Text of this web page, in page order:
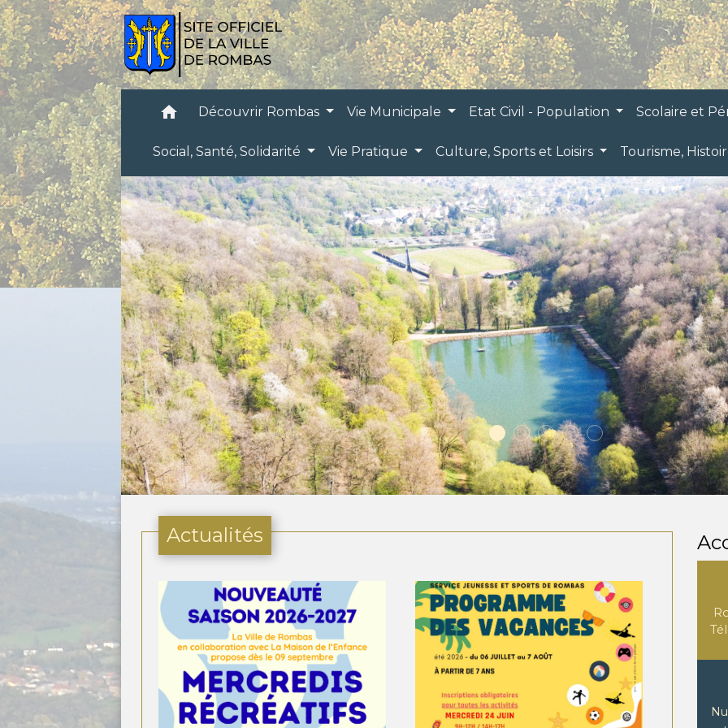
home Découvrir Rombas Vie Municipale Etat Civil - Population Scolaire et
Social, Santé, Solidarité Vie Pratique Culture, Sports et Loisirs Tourisme,
Actualités